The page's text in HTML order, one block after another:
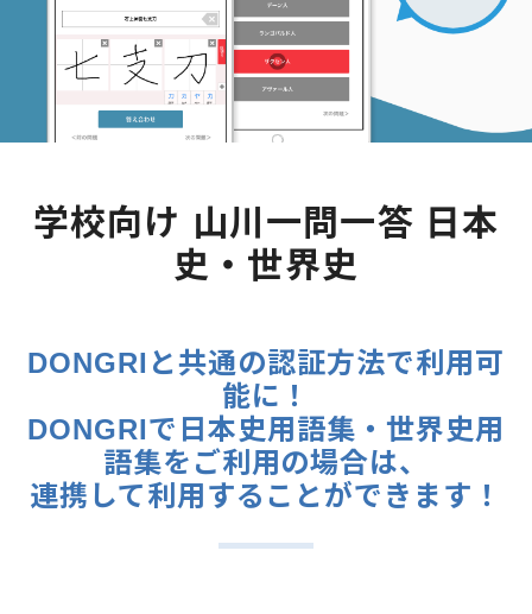
学校向け 山川一問一答 日本
史・世界史
DONGRIと共通の認証方法で利用可
能に！
DONGRIで日本史用語集・世界史用
語集をご利用の場合は、
連携して利用することができます！